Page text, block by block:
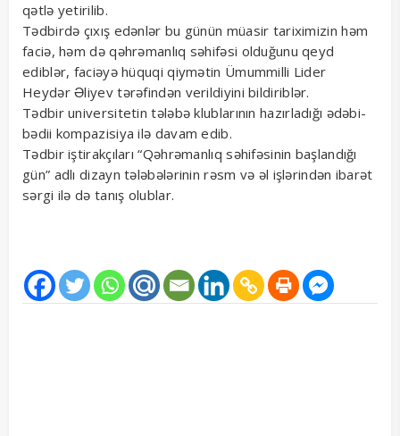
qətlə yetirilib.
Tədbirdə çıxış edənlər bu günün müasir tariximizin həm
faciə, həm də qəhrəmanlıq səhifəsi olduğunu qeyd
ediblər, faciəyə hüquqi qiymətin Ümummilli Lider
Heydər Əliyev tərəfindən verildiyini bildiriblər.
Tədbir universitetin tələbə klublarının hazırladığı ədəbi-
bədii kompazisiya ilə davam edib.
Tədbir iştirakçıları “Qəhrəmanlıq səhifəsinin başlandığı
gün” adlı dizayn tələbələrinin rəsm və əl işlərindən ibarət
sərgi ilə də tanış olublar.